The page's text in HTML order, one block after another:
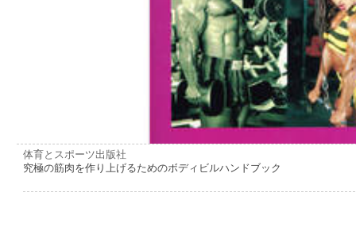
体育とスポーツ出版社
究極の筋肉を作り上げるためのボディビルハンドブック